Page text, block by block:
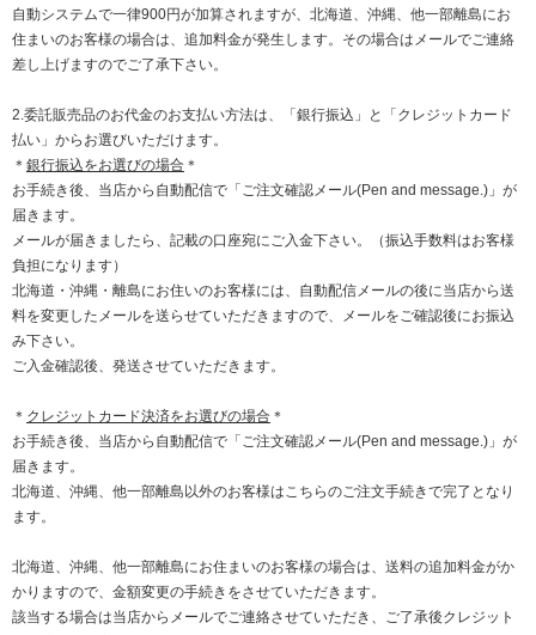
自動システムで一律900円が加算されますが、北海道、沖縄、他一部離島にお
住まいのお客様の場合は、追加料金が発生します。その場合はメールでご連絡
差し上げますのでご了承下さい。
2.委託販売品のお代金のお支払い方法は、「銀行振込」と「クレジットカード
払い」からお選びいただけます。
＊ 銀行振込をお選びの場合 ＊
お手続き後、当店から自動配信で「ご注文確認メール(Pen and message.)」が
届きます。
メールが届きましたら、記載の口座宛にご入金下さい。（振込手数料はお客様
負担になります）
北海道・沖縄・離島にお住いのお客様には、自動配信メールの後に当店から送
料を変更したメールを送らせていただきますので、メールをご確認後にお振込
み下さい。
ご入金確認後、発送させていただきます。
＊ クレジットカード決済をお選びの場合 ＊
お手続き後、当店から自動配信で「ご注文確認メール(Pen and message.)」が
届きます。
北海道、沖縄、他一部離島以外のお客様はこちらのご注文手続きで完了となり
ます。
北海道、沖縄、他一部離島にお住まいのお客様の場合は、送料の追加料金がか
かりますので、金額変更の手続きをさせていただきます。
該当する場合は当店からメールでご連絡させていただき、ご了承後クレジット